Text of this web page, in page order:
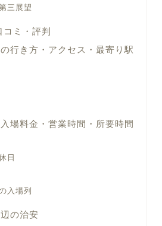
三展望
ミ・評判
行き方・アクセス・最寄り駅
場料金・営業時間・所要時間
日
入場列
の治安